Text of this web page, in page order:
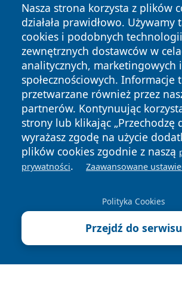
Nasza strona korzysta z plików
działała prawidłowo. Używamy
cookies i podobnych
zewnętrznych dostawców w
analitycznych, marketingowych i
społecznościowych. Informacje
przetwarzane również przez
partnerów. Kontynuując
strony lub klikając „Przechodzę
wyrażasz zgodę na użycie
plików cookies zgodnie z naszą
prywatności. Zaawansowane
Polityka Cookies
Przejdź do serwisu
Copyright © 2026 portalzielonagora.pl
zastrzeżone.
News Autorzy
Polityka
Prywatności